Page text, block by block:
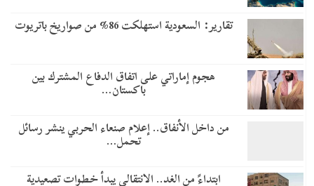
تقارير: السعودية استهلكت 86% من صواريخ باتريوت
هجوم إماراتي على اتفاق الدفاع المشترك بين
باكستان…
من داخل الأنفاق.. إعلام صنعاء الحربي ينشر رسائل
تحمل…
​ابتداءً من الغد.. الانتقالي يبدأ خطوات تصعيدية